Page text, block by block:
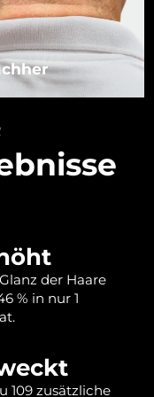
der Haare
% in nur 1
109 zusätzliche
Lieferung১০/৮/২৬
Lieferung১০/৮/২৬
Lieferung১৩/৮/২৬
Lieferung১১/৮/২৬
Lieferung
Lieferung